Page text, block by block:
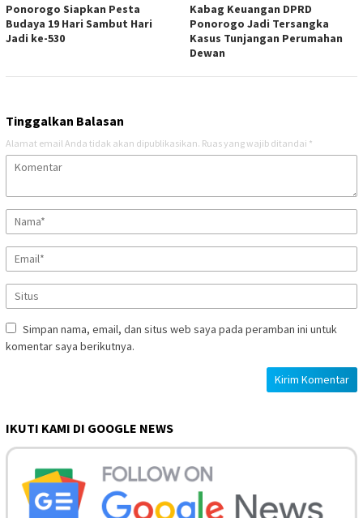
Ponorogo Siapkan Pesta
Budaya 19 Hari Sambut Hari
Jadi ke-530
Kabag Keuangan DPRD
Ponorogo Jadi Tersangka
Kasus Tunjangan Perumahan
Dewan
Tinggalkan Balasan
Alamat email Anda tidak akan dipublikasikan. Ruas yang wajib ditandai *
Simpan nama, email, dan situs web saya pada peramban ini untuk
komentar saya berikutnya.
IKUTI KAMI DI GOOGLE NEWS